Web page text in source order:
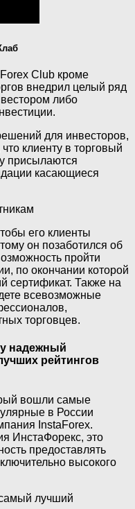
Club кроме
внедрил целый ряд
либо
для инвесторов,
клиенту в торговый
присылаются
касающиеся
его клиенты
он позаботился об
пройти
по окончании которой
сертификат. Также на
всевозможные
торговцев.
надежный
рейтингов
вошли самые
в России
InstaForex.
ИнстаФорекс, это
предоставлять
высокого